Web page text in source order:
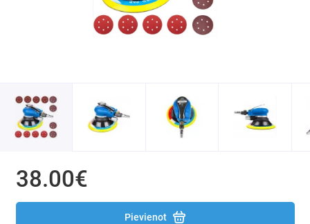
Instruments Kraft&dele X-series
Perforatori un atskaldāmie āmuri
Krāsošanas un līmes pistoles
Celtniecības fēni
Elektriskie maisītāji
38.00€
Pievienot